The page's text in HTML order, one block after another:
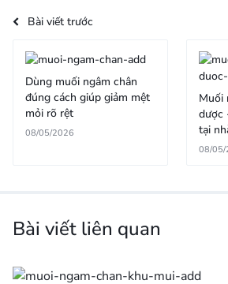
Bài viết trước
Dùng muối ngâm chân
đúng cách giúp giảm mệt
mỏi rõ rệt
08/05/2026
Muối
dược
tại
08/05/
Bài viết liên quan